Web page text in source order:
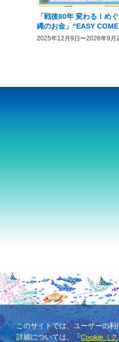
「戦後80年 変わる！め
縄のお金」“EASY
EASY GO － The
2025年12月9日〜2026年9月
このサイトでは、ユーザーの
詳細については、「Cookie（